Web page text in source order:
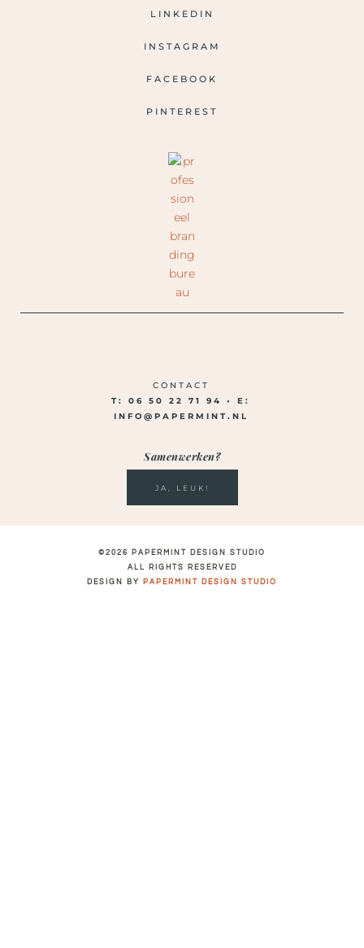
LINKEDIN
INSTAGRAM
FACEBOOK
PINTEREST
CONTACT
T: 06 50 22 71 94 •E:
INFO@PAPERMINT.NL
Samenwerken?
JA, LEUK!
©2026 PAPERMINT DESIGN STUDIO
ALL RIGHTS RESERVED
DESIGN BY
PAPERMINT DESIGN STUDIO